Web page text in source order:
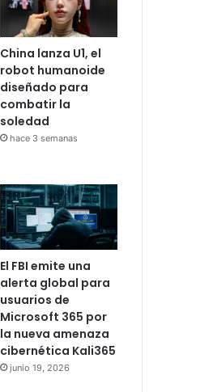
China lanza U1, el
robot humanoide
diseñado para
combatir la
soledad
hace 3 semanas
El FBI emite una
alerta global para
usuarios de
Microsoft 365 por
la nueva amenaza
cibernética Kali365
junio 19, 2026